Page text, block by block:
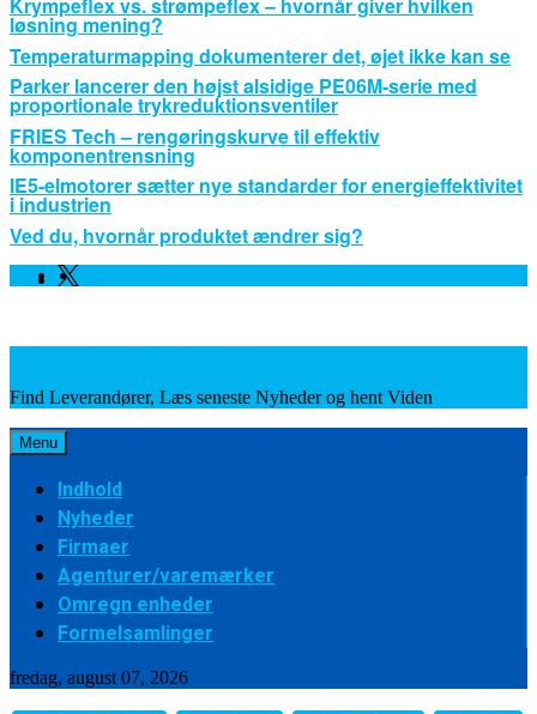
løsning mening?
Temperaturmapping dokumenterer det, øjet ikke kan se
Parker lancerer den højst alsidige PE06M-serie med
proportionale trykreduktionsventiler
FRIES Tech – rengøringskurve til effektiv
komponentrensning
IE5-elmotorer sætter nye standarder for energieffektivitet
i industrien
Ved du, hvornår produktet ændrer sig?
Facebook
Twitter
Find Leverandører, Læs seneste Nyheder og hent Viden
Menu
Indhold
Nyheder
Firmaer
Agenturer/varemærker
Omregn enheder
Formelsamlinger
fredag, august 07, 2026